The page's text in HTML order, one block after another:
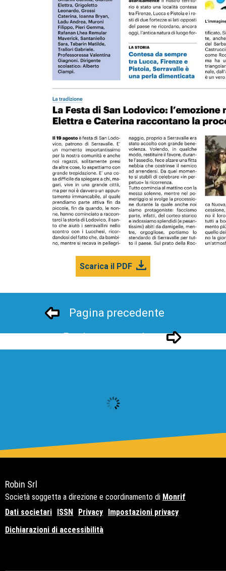
Scarica il PDF
Pagina precedente
Pagina successivo
Robin Srl
Società soggetta a direzione e coordinamento di Monrif
Dati societari ISSN Privacy Impostazioni privacy
Dichiarazioni di accessibilità